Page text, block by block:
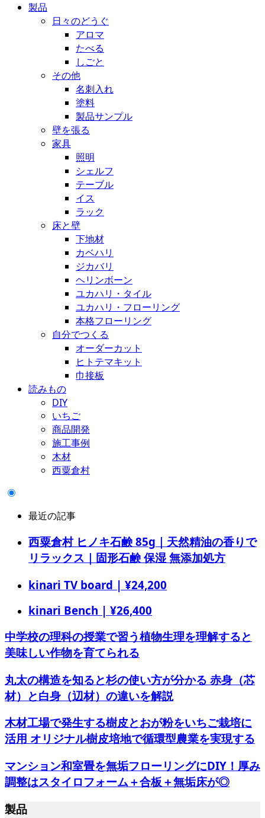
製品
日々のどうぐ
アロマ
たべる
しごと
その他
名刺入れ
塗料
製品サンプル
壁を張る
家具
照明
シェルフ
テーブル
イス
ラック
床と壁
下地材
カベハリ
ジカバリ
ヘリンボーン
ユカハリ・タイル
ユカハリ・フローリング
本格フローリング
自分でつくる
オーダーカット
ヒトテマキット
巾接板
読みもの
DIY
いちご
商品開発
施工事例
木材
西粟倉村
最近の記事
西粟倉村 ヒノキ石鹸 85g｜天然精油の香りで
リラックス｜固形石鹸 保湿 無添加処方
kinari TV board | ¥24,200
kinari Bench | ¥26,400
中学校の理科の授業で習う植物生理を理解すると
美味しい作物を育てられる
丸太の構造を知ると杉の使い方が分かる 赤身（芯
材）と白身（辺材）の違いを解説
木材工場で発生する樹皮とおが粉をいちご栽培に
活用 オリジナル樹皮培地で循環型農業を実現する
マンション和室畳を無垢フローリングにDIY！厚み
調整はスタイロフォーム＋合板＋無垢床が◎
製品